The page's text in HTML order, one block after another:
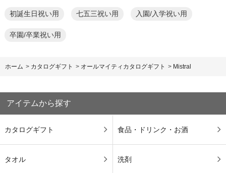
初誕生日祝い用 七五三祝い用 入園/入学祝い用
卒園/卒業祝い用
ホーム > カタログギフト > オールマイティカタログギフト > Mistral
アイテムから探す
カタログギフト 食品・ドリンク・お酒
タオル 洗剤